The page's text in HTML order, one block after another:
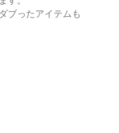
ブったアイテムも